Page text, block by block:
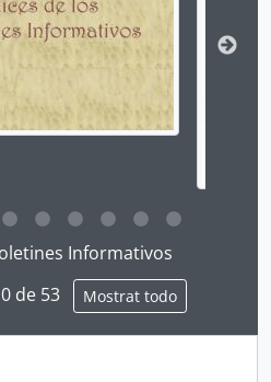
title link will open the
Informativos
de 53
Mostrat todo